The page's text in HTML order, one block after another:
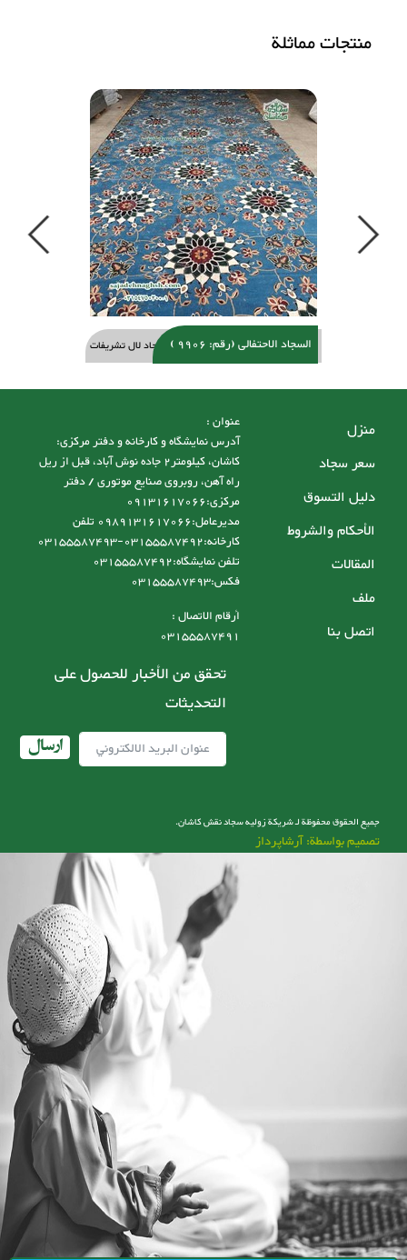
منتجات مماثلة
Previous
سجاد لال تشریفات السجاد الاحتفالی (رقم: 9906 )
Next
منزل
سعر سجاد
دليل التسوق
الأحكام والشروط
المقالات
ملف
اتصل بنا
عنوان :
آدرس نمایشگاه و کارخانه و دفتر مرکزی:
کاشان، کیلومتر2 جاده نوش آباد، قبل از ریل
راه آهن، روبروی صنایع موتوری / دفتر
مرکزی:09131617066
مدیرعامل:0989131617066 تلفن
کارخانه:03155587492-03155587493
تلفن نمایشگاه:03155587492
فکس:03155587493
أرقام الاتصال :
03155587491
تحقق من الأخبار للحصول على
التحديثات
ارسال
جميع الحقوق محفوظة لـ شریکة زولیه سجاد نقش کاشان.
تصميم بواسطة: آرشاپرداز